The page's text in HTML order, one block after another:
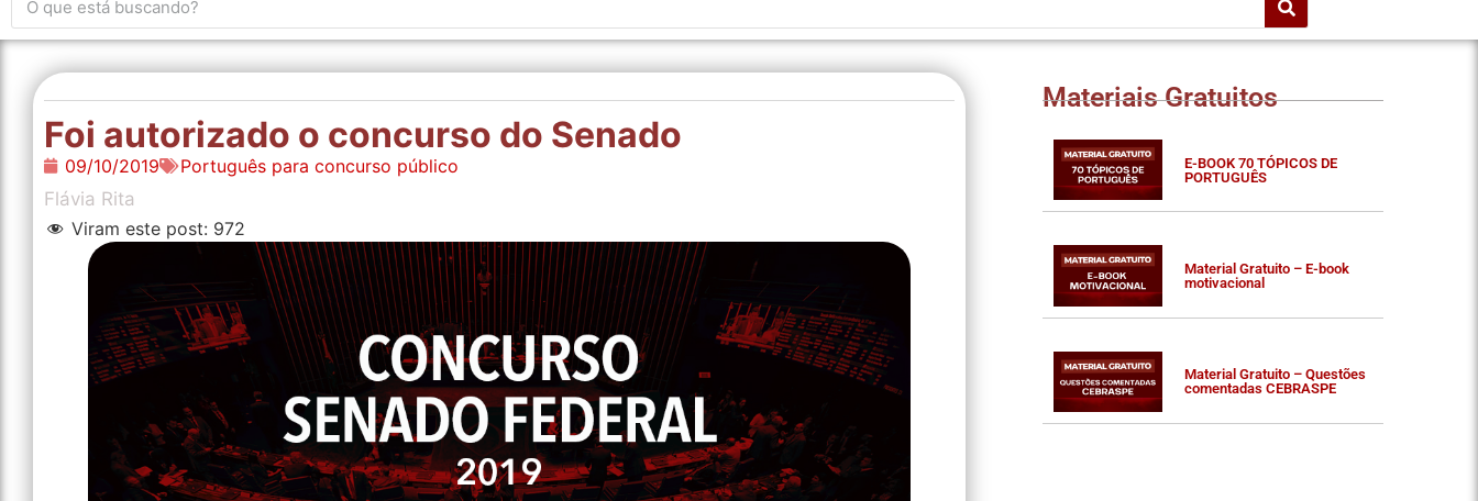
Foi autorizado o concurso do Senado
09/10/2019
Português para concurso público
Flávia Rita
Viram este post: 972
Materiais Gratuitos
E-BOOK 70 TÓPICOS DE
PORTUGUÊS
Material Gratuito – E-book
motivacional
Material Gratuito – Questões
comentadas CEBRASPE